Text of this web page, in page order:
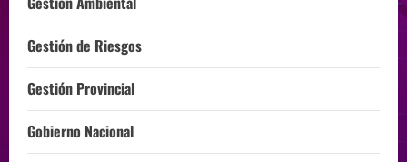
Gestión de Riesgos
Gestión Provincial
Gobierno Nacional